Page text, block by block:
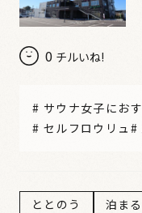
0 チルいね!
# サウナ女子にお
# セルフロウリュ #
ととのう 泊まる